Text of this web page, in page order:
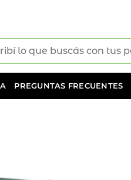
PREGUNTAS FRECUENTES